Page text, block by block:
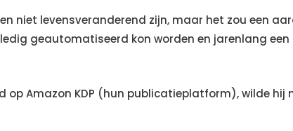
niet levensveranderend zijn, maar het zou een
geautomatiseerd kon worden en jarenlang
op Amazon KDP (hun publicatieplatform), wilde hij